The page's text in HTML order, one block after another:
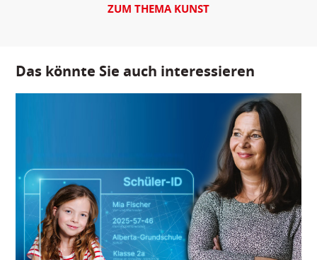
ZUM THEMA KUNST
Das könnte Sie auch interessieren